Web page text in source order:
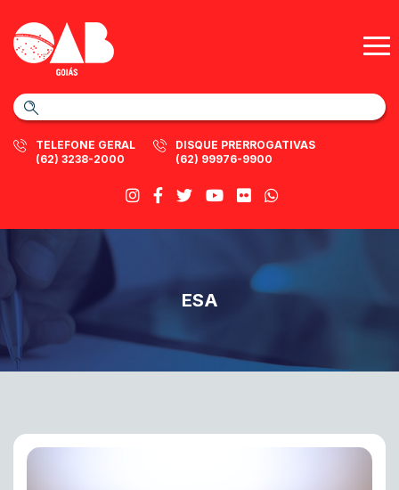
TELEFONE GERAL
(62) 3238-2000
DISQUE PRERROGATIVAS
(62) 99976-9900
ESA